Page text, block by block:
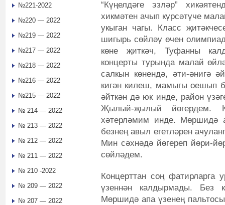
“Күңелдәге эзләр”
хикмәтен ачып күрсәтүче
укыган чагы. Класс
шигырь сөйләү өчен
көне җиткәч, Туфанны
концерты турында малай
салкын көнендә, әти-әнигә
кигән килеш, мамыгы оешып
әйткән дә юк инде, район
Җылый-җылый йөгердем.
хәтерләмим инде. Мөршидә
безнең авыл егетләрен
Мин сәхнәдә йөгереп йөри-
сөйләдем.
Концерттан соң
үзеннән калдырмады. Без
Мөршидә апа үзенең
№221-2022
№220 — 2022
№219 — 2022
№217 — 2022
№218 — 2022
№216 — 2022
№215 — 2022
№ 214 — 2022
№ 213 — 2022
№ 212 — 2022
№ 211 — 2022
№ 210 -2022
№ 209 — 2022
№ 207 — 2022